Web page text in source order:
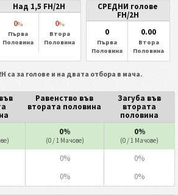
Над 1,5 FH/2H
0%
Първа
Половина
0%
Втора
Половина
СРЕДНИ голове
FH/2H
0
Първа
Половина
0.00
Втора
Половина
са за голове и на двата отбора в мача.
Равенство във
втората половина
Загуба във
втората
половина
0%
(0 / 1 Мачове)
0%
(0 / 1 Мачове)
0% 0%
0% 0%